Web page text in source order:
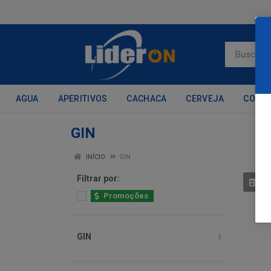
AGUA APERITIVOS CACHACA CERVEJA
GIN
INÍCIO GIN
Filtrar por:
Promoções
GIN 1